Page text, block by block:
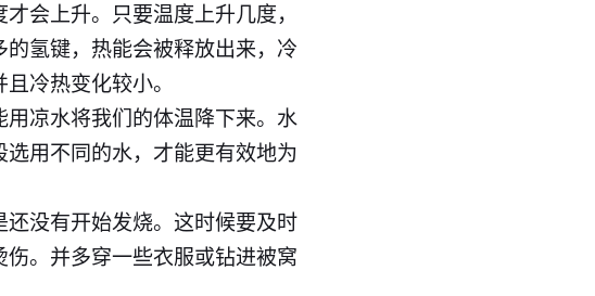
会上升。只要温度上升几度，
氢键，热能会被释放出来，冷
冷热变化较小。
凉水将我们的体温降下来。水
用不同的水，才能更有效地为
没有开始发烧。这时候要及时
。并多穿一些衣服或钻进被窝